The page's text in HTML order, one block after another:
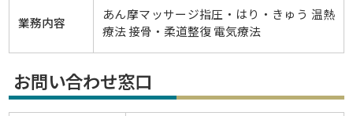
業務内容
あん摩マッサージ指圧・はり・きゅう 温熱
療法 接骨・柔道整復 電気療法
お問い合わせ窓口